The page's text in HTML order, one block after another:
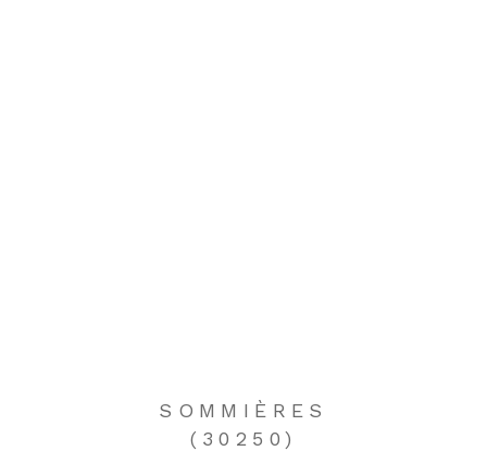
SOMMIÈRES
(30250)